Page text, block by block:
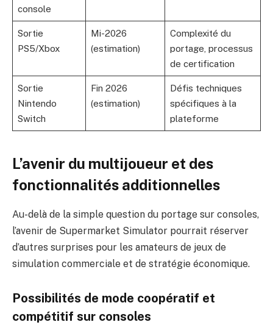
console
Sortie
PS5/Xbox
Mi-2026
(estimation)
Complexité du
portage, processus
de certification
Sortie
Nintendo
Switch
Fin 2026
(estimation)
Défis techniques
spécifiques à la
plateforme
L’avenir du multijoueur et des
fonctionnalités additionnelles
Au-delà de la simple question du portage sur consoles,
l’avenir de Supermarket Simulator pourrait réserver
d’autres surprises pour les amateurs de jeux de
simulation commerciale et de stratégie économique.
Possibilités de mode coopératif et
compétitif sur consoles